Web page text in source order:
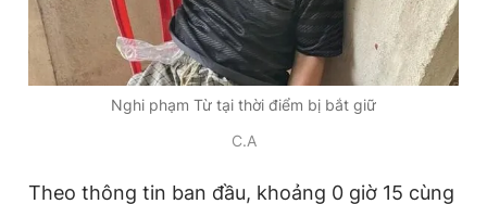
Hotline
0906 645 777
Liên hệ quảng cáo
0908 780 404
RSS
Phó tổng biên tập thường trực: Hải Thành
Nghi phạm Từ tại thời điểm bị bắt giữ
C.A
Theo thông tin ban đầu, khoảng 0 giờ 15 cùng